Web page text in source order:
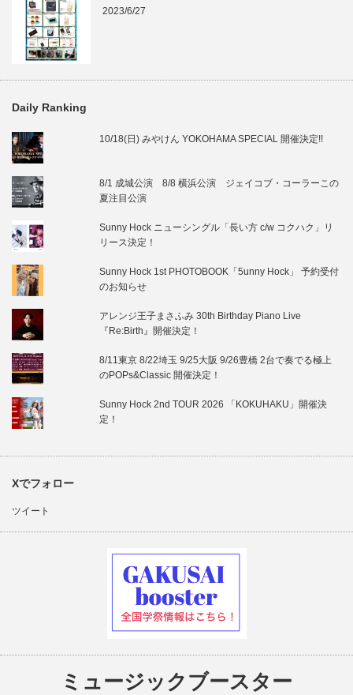
2023/6/27
Daily Ranking
10/18(日) みやけん YOKOHAMA SPECIAL 開催決定!!
8/1 成城公演 8/8 横浜公演 ジェイコブ・コーラーこの
夏注目公演
Sunny Hock ニューシングル「長い方 c/w コクハク」リ
リース決定！
Sunny Hock 1st PHOTOBOOK「5unny Hock」 予約受付
のお知らせ
アレンジ王子まさふみ 30th Birthday Piano Live
『Re:Birth』開催決定！
8/11東京 8/22埼玉 9/25大阪 9/26豊橋 2台で奏でる極上
のPOPs&Classic 開催決定！
Sunny Hock 2nd TOUR 2026 「KOKUHAKU」開催決
定！
Xでフォロー
ツイート
ミュージックブースター